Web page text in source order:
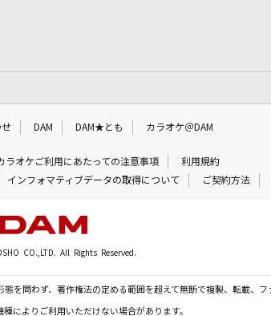
せ DAM DAM★とも カラオケ＠DAM
ラオケご利用にあたっての注意事項
利用規約
インフォマティブデータの取得について ご契約方法
CO.,LTD. All Rights Reserved.
を問わず、著作権法の定める範囲を超えて無断で複製、転載、フ
によりご利用いただけない場合があります。